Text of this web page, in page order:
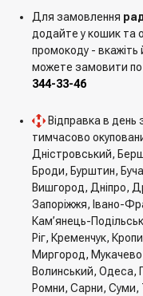
Для замовлення
додайте у кошик та
промокоду -
можете замовити
344-33-46
Відправка в день
тимчасово
Дністровський,
Броди, Бурштин,
Вишгород, Дніпро,
Запоріжжя, Івано-
Кам’янець-
Ріг, Кременчук,
Миргород,
Волинський, Одеса,
Ромни, Сарни, Суми,